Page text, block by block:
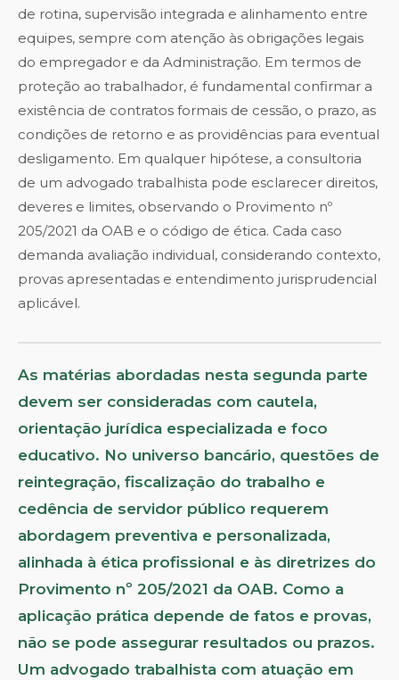
de rotina, supervisão integrada e alinhamento entre
equipes, sempre com atenção às obrigações legais
do empregador e da Administração. Em termos de
proteção ao trabalhador, é fundamental confirmar a
existência de contratos formais de cessão, o prazo, as
condições de retorno e as providências para eventual
desligamento. Em qualquer hipótese, a consultoria
de um advogado trabalhista pode esclarecer direitos,
deveres e limites, observando o Provimento nº
205/2021 da OAB e o código de ética. Cada caso
demanda avaliação individual, considerando contexto,
provas apresentadas e entendimento jurisprudencial
aplicável.
As matérias abordadas nesta segunda parte
devem ser consideradas com cautela,
orientação jurídica especializada e foco
educativo. No universo bancário, questões de
reintegração, fiscalização do trabalho e
cedência de servidor público requerem
abordagem preventiva e personalizada,
alinhada à ética profissional e às diretrizes do
Provimento nº 205/2021 da OAB. Como a
aplicação prática depende de fatos e provas,
não se pode assegurar resultados ou prazos.
Um advogado trabalhista com atuação em